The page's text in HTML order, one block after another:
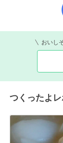
おいし
つくったよ